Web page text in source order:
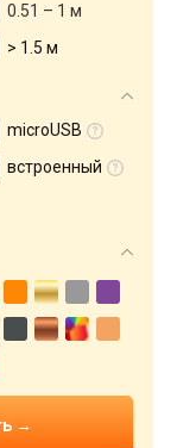
0.51 – 1 м
> 1.5 м
microUSB
встроенный